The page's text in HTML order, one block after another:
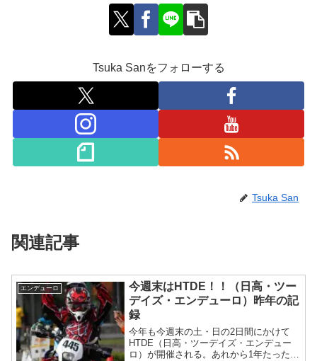
Tsuka Sanをフォローする
Tsuka San
関連記事
エンデューロ
今週末はHTDE！！（日高・ツー
デイズ・エンデューロ）昨年の記
録
今年も今週末の土・日の2日間にかけて
HTDE（日高・ツーデイズ・エンデュー
ロ）が開催される。あれから1年たったの